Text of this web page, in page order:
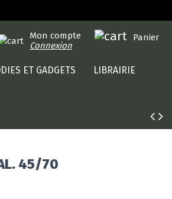
Mon compte
Connexion
Panier
ET GADGETS
LIBRAIRIE
45/70